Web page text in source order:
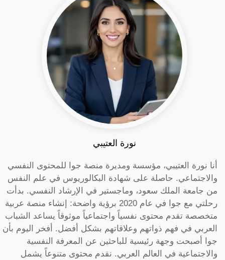
نورة العتيبي
أنا نورة العتيبي، مؤسسة ومديرة منصة جوا للمحتوى النفسي
والاجتماعي. حاصلة على شهادة البكالوريوس في علم النفس
من جامعة الملك سعود، وماجستير في الإرشاد النفسي. بدأت
رحلتي مع جوا في عام 2020 برؤية واضحة: إنشاء منصة عربية
متخصصة تقدم محتوى نفسياً واجتماعياً موثوقاً يساعد الشباب
العربي في فهم ذواتهم وعلاقاتهم بشكل أفضل. أفخر اليوم بأن
جوا أصبحت وجهة رئيسية للباحثين عن المعرفة النفسية
والاجتماعية في العالم العربي. نقدم محتوى متنوعاً يشمل